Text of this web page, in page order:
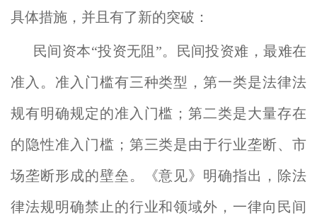
具体措施，并且有了新的突破：
民间资本“投资无阻”。民间投资难，最难在
准入。准入门槛有三种类型，第一类是法律法
规有明确规定的准入门槛；第二类是大量存在
的隐性准入门槛；第三类是由于行业垄断、市
场垄断形成的壁垒。《意见》明确指出，除法
律法规明确禁止的行业和领域外，一律向民间